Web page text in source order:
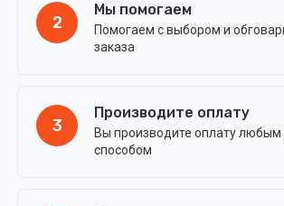
2
Мы помогаем
Помогаем с выбором и
заказа
3
Производите оплату
Вы производите оплату
способом